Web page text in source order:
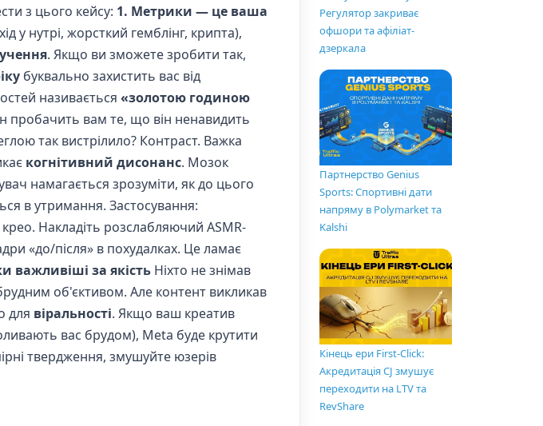
з цього кейсу: 1. Метрики — це ваша
у нутрі, жорсткий гемблінг, крипта),
. Якщо ви зможете зробити так,
буквально захистить вас від
називається «золотою годиною
пробачить вам те, що він ненавидить
так вистрілило? Контраст. Важка
когнітивний дисонанс. Мозок
намагається зрозуміти, як до цього
в утримання. Застосування:
крео. Накладіть розслабляючий ASMR-
«до/після» в похудалках. Це ламає
важливіші за якість Ніхто не знімав
об'єктивом. Але контент викликав
для віральності. Якщо ваш креатив
вас брудом), Meta буде крутити
твердження, змушуйте юзерів
Регулятор закриває
офшори та афіліат-
дзеркала
Партнерство Genius
Sports: Спортивні дати
напряму в Polymarket та
Kalshi
Кінець ери First-Click:
Акредитація CJ змушує
переходити на LTV та
RevShare